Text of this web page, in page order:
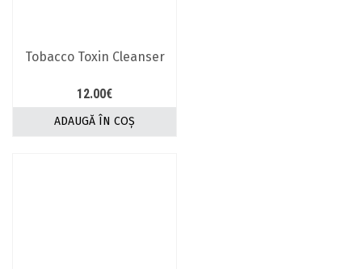
Tobacco Toxin Cleanser
12.00€
ADAUGĂ ÎN COȘ